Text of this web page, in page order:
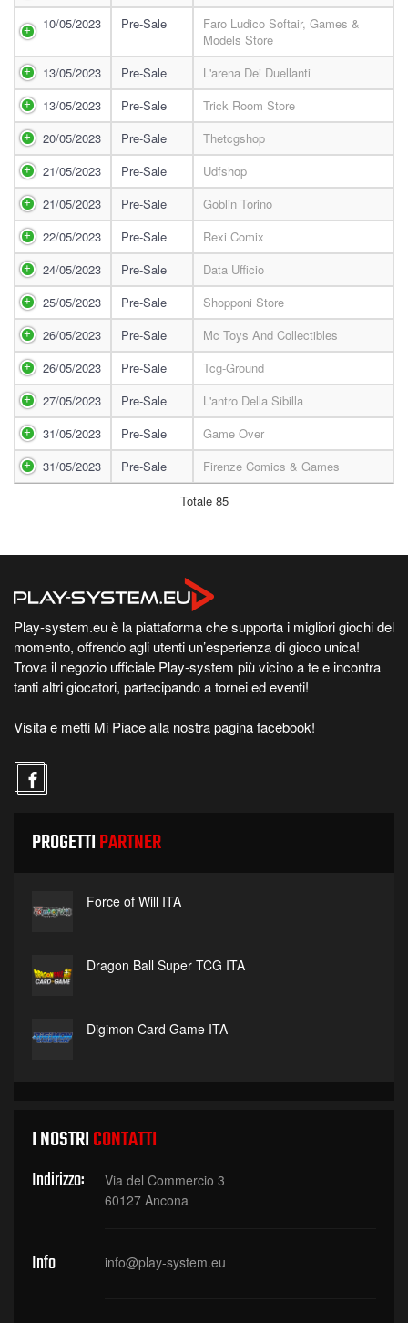
10/05/2023
Pre-Sale
Faro Ludico Softair, Games &
Models Store
13/05/2023
Pre-Sale
L'arena Dei Duellanti
13/05/2023
Pre-Sale
Trick Room Store
20/05/2023
Pre-Sale
Thetcgshop
21/05/2023
Pre-Sale
Udfshop
21/05/2023
Pre-Sale
Goblin Torino
22/05/2023
Pre-Sale
Rexi Comix
24/05/2023
Pre-Sale
Data Ufficio
25/05/2023
Pre-Sale
Shopponi Store
26/05/2023
Pre-Sale
Mc Toys And Collectibles
26/05/2023
Pre-Sale
Tcg-Ground
27/05/2023
Pre-Sale
L'antro Della Sibilla
31/05/2023
Pre-Sale
Game Over
31/05/2023
Pre-Sale
Firenze Comics & Games
Totale 85
Play-system.eu è la piattaforma che supporta i migliori giochi del
momento, offrendo agli utenti un’esperienza di gioco unica!
Trova il negozio ufficiale Play-system più vicino a te e incontra
tanti altri giocatori, partecipando a tornei ed eventi!
Visita e metti Mi Piace alla nostra pagina facebook!
PROGETTIPARTNER
Force of Will ITA
Dragon Ball Super TCG ITA
Digimon Card Game ITA
I NOSTRICONTATTI
Indirizzo:
Via del Commercio 3
60127 Ancona
Info info@play-system.eu